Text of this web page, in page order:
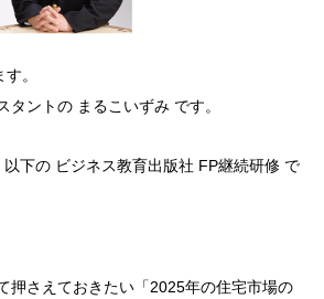
。
タントの まるこいずみ です。
下の ビジネス教育出版社 FP継続研修 で
押さえておきたい「2025年の住宅市場の